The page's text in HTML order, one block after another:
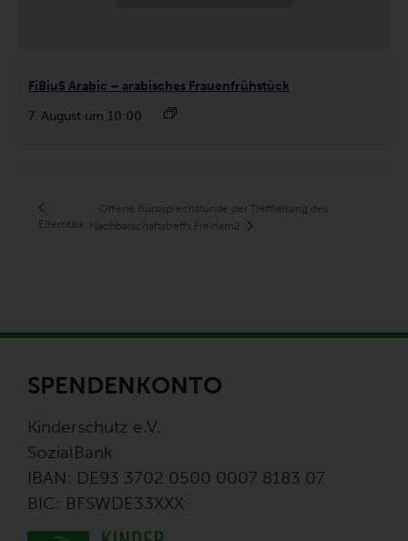
FiBiuS Arabic – arabisches Frauenfrühstück
7. August um 10:00
Elterntalk
Offene Bürosprechstunde der Treffleitung des
Nachbarschaftstreffs Freiham2
SPENDENKONTO
Kinderschutz e.V.
SozialBank
IBAN: DE93 3702 0500 0007 8183 07
BIC: BFSWDE33XXX